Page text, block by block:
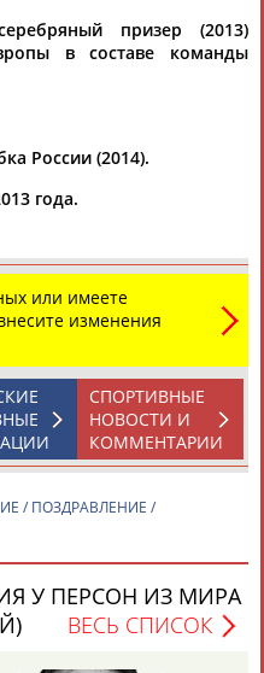
Герман
АБДУЛАЕВ
АБДУЛБЕКОВ
призер (2013)
в составе команды
России (2014).
года.
или имеете
изменения
СПОРТИВНЫЕ
НОВОСТИ И
КОММЕНТАРИИ
/ ПОЗДРАВЛЕНИЕ /
У ПЕРСОН ИЗ МИРА
ВЕСЬ СПИСОК